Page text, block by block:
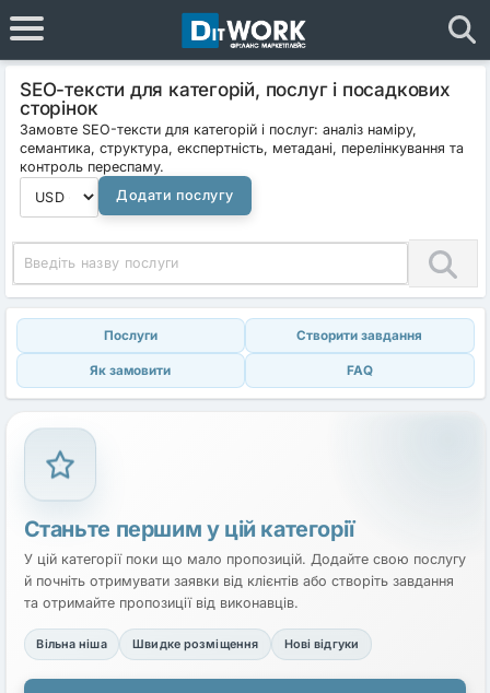
SEO-тексти для категорій, послуг і посадкових
сторінок
Замовте SEO-тексти для категорій і послуг: аналіз наміру,
семантика, структура, експертність, метадані, перелінкування та
контроль переспаму.
Додати послугу
Послуги Створити завдання
Як замовити FAQ
Станьте першим у цій категорії
У цій категорії поки що мало пропозицій. Додайте свою послугу
й почніть отримувати заявки від клієнтів або створіть завдання
та отримайте пропозиції від виконавців.
Вільна ніша Швидке розміщення Нові відгуки